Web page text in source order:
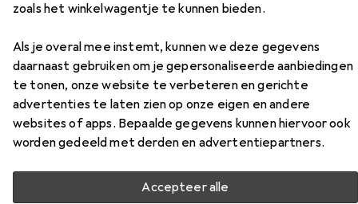
zoals het winkelwagentje te kunnen bieden.
Als je overal mee instemt, kunnen we deze gegevens
daarnaast gebruiken om je gepersonaliseerde aanbiedingen
te tonen, onze website te verbeteren en gerichte
advertenties te laten zien op onze eigen en andere
websites of apps. Bepaalde gegevens kunnen hiervoor ook
worden gedeeld met derden en advertentiepartners.
Accepteer alle
Accessoires voor Northwave
Kern 2
Vind bijpassende accessoires voor de Northwave Kern 2
uit de categorie Schoenovertrek.
Relevantie